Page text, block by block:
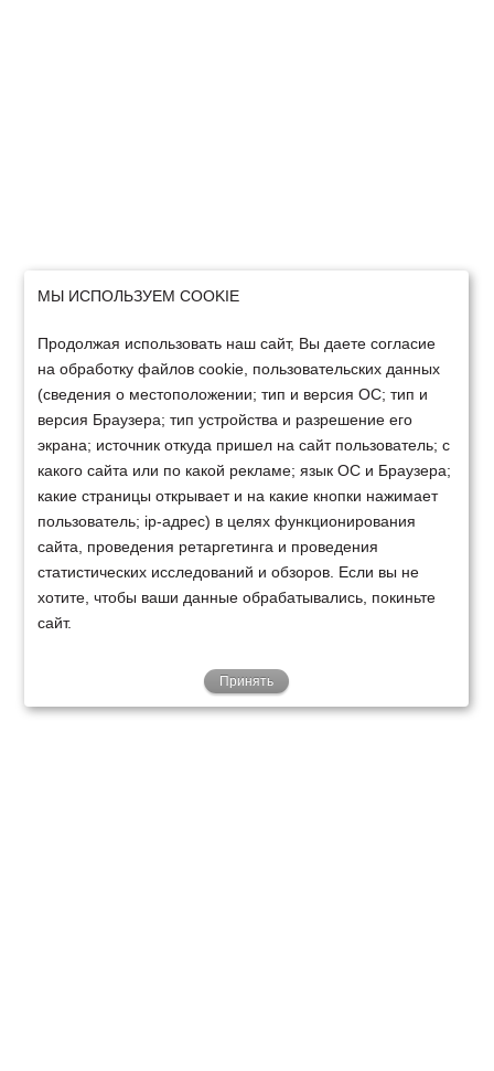
МЫ ИСПОЛЬЗУЕМ COOKIE
Продолжая использовать наш сайт, Вы даете согласие
на обработку файлов cookie, пользовательских данных
(сведения о местоположении; тип и версия ОС; тип и
версия Браузера; тип устройства и разрешение его
экрана; источник откуда пришел на сайт пользователь; с
какого сайта или по какой рекламе; язык ОС и Браузера;
какие страницы открывает и на какие кнопки нажимает
пользователь; ip-адрес) в целях функционирования
сайта, проведения ретаргетинга и проведения
статистических исследований и обзоров. Если вы не
хотите, чтобы ваши данные обрабатывались, покиньте
сайт.
Принять